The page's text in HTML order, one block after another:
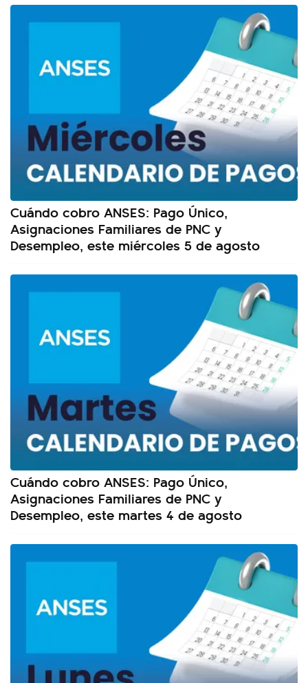
Cuándo cobro ANSES: Pago Único,
Asignaciones Familiares de PNC y
Desempleo, este miércoles 5 de agosto
Cuándo cobro ANSES: Pago Único,
Asignaciones Familiares de PNC y
Desempleo, este martes 4 de agosto